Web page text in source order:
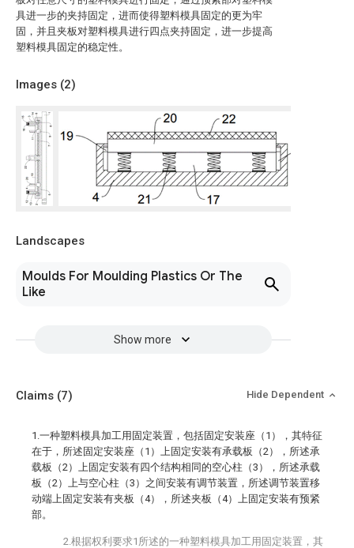
具进一步的夹持固定，进而使得塑料模具固定的更为牢
固，并且夹板对塑料模具进行四点夹持固定，进一步提高
塑料模具固定的稳定性。
Images (2)
Landscapes
Moulds For Moulding Plastics Or The
Like
Show more
Claims (7) Hide Dependent
1.一种塑料模具加工用固定装置，包括固定安装座（1），其特征
在于，所述固定安装座（1）上固定安装有承载板（2），所述承
载板（2）上固定安装有四个结构相同的空心柱（3），所述承载
板（2）上与空心柱（3）之间安装有调节装置，所述调节装置移
动端上固定安装有夹板（4），所述夹板（4）上固定安装有预紧
部。
2.根据权利要求1所述的一种塑料模具加工用固定装置，其